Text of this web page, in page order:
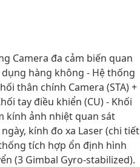
Camera đa cảm biến quan
hàng không - Hệ thống
thân chính Camera (STA) +
tay điều khiển (CU) - Khối
kính ảnh nhiệt quan sát
kính đo xa Laser (chi tiết
tích hợp ổn định hình
(3 Gimbal Gyro-stabilized).